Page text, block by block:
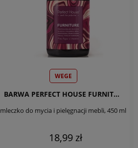
WEGE
BARWA PERFECT HOUSE FURNITURE
mleczko do mycia i pielęgnacji mebli, 450 ml
18,99 zł